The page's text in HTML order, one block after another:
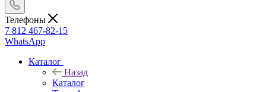
Телефоны
7 812 467-82-15
WhatsApp
Каталог
Назад
Каталог